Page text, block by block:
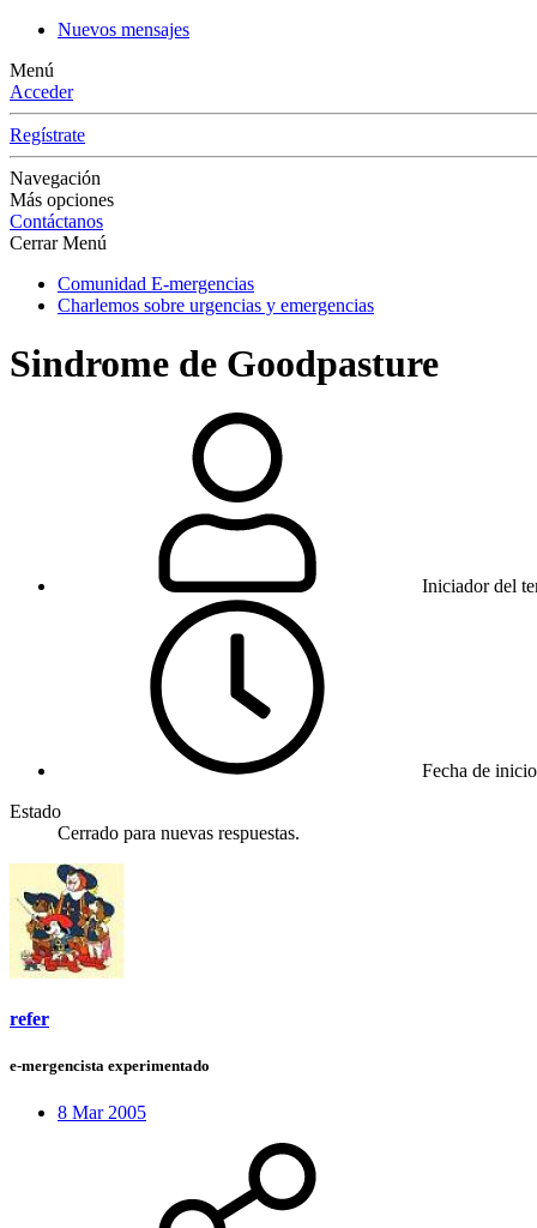
Nuevos mensajes
Menú
Acceder
Regístrate
Navegación
Más opciones
Contáctanos
Cerrar Menú
Comunidad E-mergencias
Charlemos sobre urgencias y emergencias
Sindrome de Goodpasture
Iniciador del
Fecha de inicio
Estado
Cerrado para nuevas respuestas.
refer
e-mergencista experimentado
8 Mar 2005